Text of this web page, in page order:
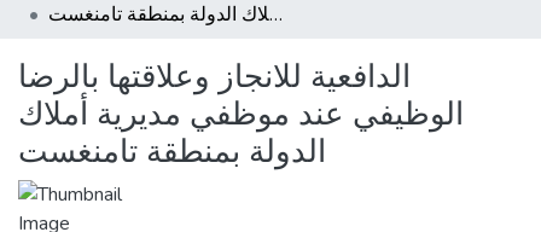
الدافعية للانجاز وعلاقتها بالرضا الوظيفي عند موظفي مديرية أملاك الدولة بمنطقة تامنغست
الدافعية للانجاز وعلاقتها بالرضا
الوظيفي عند موظفي مديرية أملاك
الدولة بمنطقة تامنغست